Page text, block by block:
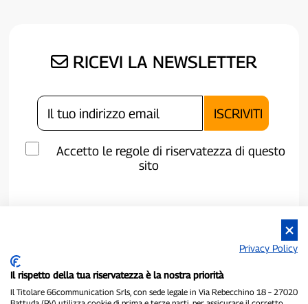
RICEVI LA NEWSLETTER
Accetto le regole di riservatezza di questo
sito
Privacy Policy
Il rispetto della tua riservatezza è la nostra priorità
Il Titolare 66communication Srls, con sede legale in Via Rebecchino 18 – 27020